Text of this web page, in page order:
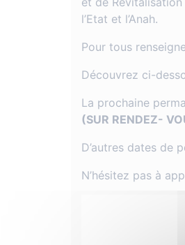
l’Etat et l’Anah.
Pour tous
Découvrez ci-
La prochaine
(SUR RENDEZ-
D’autres dates de
N’hésitez pas à